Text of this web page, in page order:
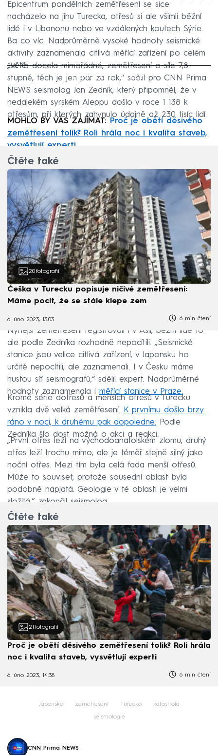
Epicentrum pondělních zemětřesení se sice
nacházelo na jihu Turecka, otřesů si ale všimli běžní
lidé i v Libanonu nebo ve vzdálených koutech Sýrie.
Ba co víc. Nadprůměrně vysoké hodnoty seismické
aktivity zaznamenala citlivá měřící zařízení po celém
světě.
Failed to fetch
„Je to docela mimořádné, zemětřesení o síle 7,8
stupně, těch je jen pár za rok,“ sdělil pro CNN Prima
NEWS seismolog Jan Zedník, který připomněl, že v
nedalekém syrském Aleppu došlo v roce 1 138 k
otřesům, při kterých zahynulo údajně až 230 tisíc lidí.
MOHLO BY VÁS ZAJÍMAT: Proč je obětí děsivého
zemětřesení tolik? Roli hrála noc i kvalita staveb,
vysvětlují experti
Čtěte také
20 fotografií
Češka v Turecku popisuje ničivé zemětřesení:
Máme pocit, že se stále klepe zem
6. úno 2023, 13:03 6 min čtení
Nynější zemětřesení registrovali i v Asii, běžní lidé to
ale podle Zedníka rozhodně nepocítili. „Seismické
stanice jsou velice citlivá zařízení, v Japonsku ho
určitě nepocítili, ale zaznamenali. I v Česku máme
hustou síť seismografů,“ sdělil expert. Nadprůměrné
hodnoty zaznamenala i měřící stanice v Praze.
Kromě série dotřesů a menších otřesů v Turecku
vznikla dvě velká zemětřesení. K prvnímu došlo brzy
ráno v noci, k druhému pak dopoledne. Podle
Zedníka šlo dost možná o akci a reakci.
„První otřes leží na východoanatolském zlomu, druhý
otřes leží trochu mimo, ale je téměř stejně silný jako
noční otřes. Mezi tím byla celá řada menší otřesů.
Může to souviset, protože sousední oblast byla
podobně napjatá. Geologie v té oblasti je velmi
složitá,“ zakončil seismolog.
Čtěte také
21 fotografií
Proč je obětí děsivého zemětřesení tolik? Roli hrála
noc i kvalita staveb, vysvětlují experti
6. úno 2023, 14:38 6 min čtení
Japonsko zemětřesení Turecko katastrofa
seismologie
CNN Prima NEWS